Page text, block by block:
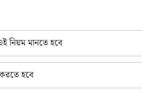
নিয়ম মানতে হবে
হবে